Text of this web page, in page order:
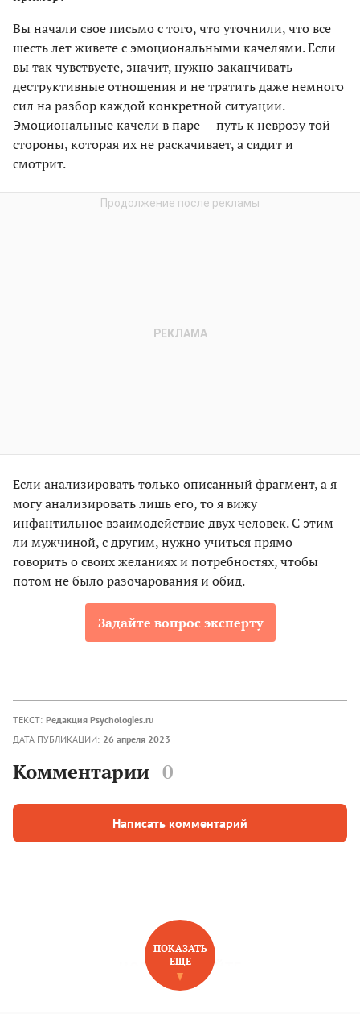
Вы начали свое письмо с того, что уточнили, что все
шесть лет живете с эмоциональными качелями. Если
вы так чувствуете, значит, нужно заканчивать
деструктивные отношения и не тратить даже немного
сил на разбор каждой конкретной ситуации.
Эмоциональные качели в паре — путь к неврозу той
стороны, которая их не раскачивает, а сидит и
смотрит.
Если анализировать только описанный фрагмент, а я
могу анализировать лишь его, то я вижу
инфантильное взаимодействие двух человек. С этим
ли мужчиной, с другим, нужно учиться прямо
говорить о своих желаниях и потребностях, чтобы
потом не было разочарования и обид.
Задайте вопрос эксперту
ТЕКСТ: Редакция Psychologies.ru
ДАТА ПУБЛИКАЦИИ: 26 апреля 2023
Комментарии 0
Написать комментарий
НОВОЕ НА САЙТЕ
ПОКАЗАТЬ
ЕЩЕ